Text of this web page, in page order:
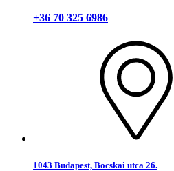
+36 70 325 6986
1043 Budapest, Bocskai utca 26.